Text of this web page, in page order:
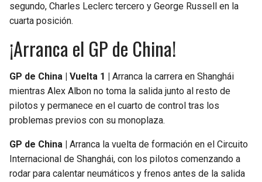
segundo, Charles Leclerc tercero y George Russell en la
cuarta posición.
¡Arranca el GP de China!
GP de China | Vuelta 1 |
Arranca la carrera en Shanghái
mientras Alex Albon no toma la salida junto al resto de
pilotos y permanece en el cuarto de control tras los
problemas previos con su monoplaza.
GP de China |
Arranca la vuelta de formación en el Circuito
Internacional de Shanghái, con los pilotos comenzando a
rodar para calentar neumáticos y frenos antes de la salida